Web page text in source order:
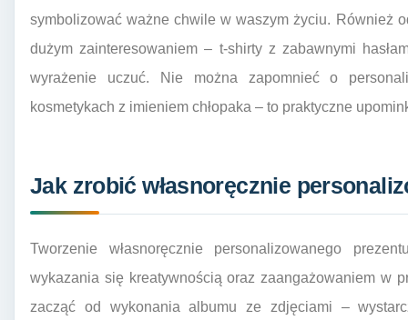
symbolizować ważne chwile w waszym życiu. Również
dużym zainteresowaniem – t-shirty z zabawnymi
wyrażenie uczuć. Nie można zapomnieć o
kosmetykach z imieniem chłopaka – to praktyczne
Jak zrobić własnoręcznie
Tworzenie własnoręcznie personalizowanego
wykazania się kreatywnością oraz zaangażowaniem w
zacząć od wykonania albumu ze zdjęciami –